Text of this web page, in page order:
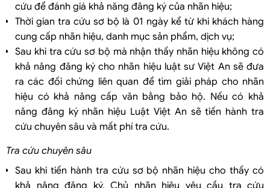
cứu để đánh giá khả năng đăng ký của nhãn hiệu;
Thời gian tra cứu sơ bộ là 01 ngày kể từ khi khách hàng
cung cấp nhãn hiệu, danh mục sản phẩm, dịch vụ;
Sau khi tra cứu sơ bộ mà nhận thấy nhãn hiệu không có
khả năng đăng ký cho nhãn hiệu luật sư Việt An sẽ đưa
ra các đối chứng liên quan để tìm giải pháp cho nhãn
hiệu có khả năng cấp văn bằng bảo hộ. Nếu có khả
năng đăng ký nhãn hiệu Luật Việt An sẽ tiến hành tra
cứu chuyên sâu và mất phí tra cứu.
Tra cứu chuyên sâu
Sau khi tiến hành tra cứu sơ bộ nhãn hiệu cho thấy có